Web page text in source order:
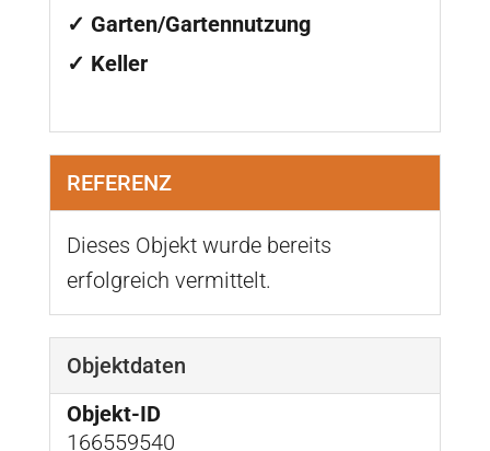
✓ Garten/Gartennutzung
✓ Keller
REFERENZ
Dieses Objekt wurde bereits
erfolgreich vermittelt.
Objektdaten
Objekt-ID
166559540